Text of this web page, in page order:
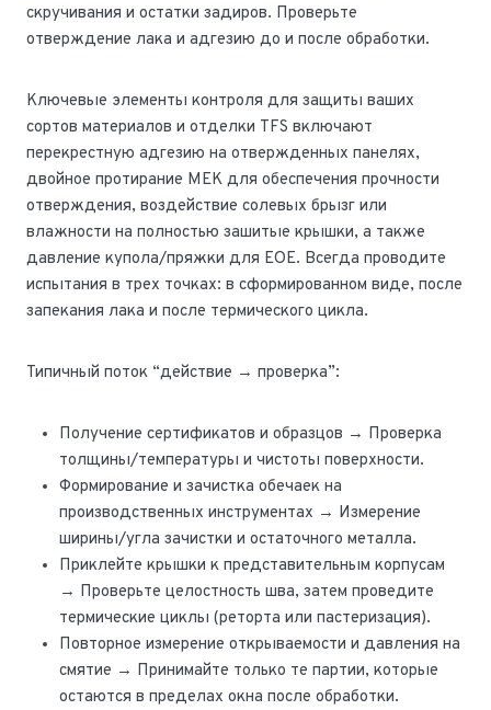
скручивания и остатки задиров. Проверьте
отверждение лака и адгезию до и после обработки.
Ключевые элементы контроля для защиты ваших
сортов материалов и отделки TFS включают
перекрестную адгезию на отвержденных панелях,
двойное протирание MEK для обеспечения прочности
отверждения, воздействие солевых брызг или
влажности на полностью зашитые крышки, а также
давление купола/пряжки для EOE. Всегда проводите
испытания в трех точках: в сформированном виде, после
запекания лака и после термического цикла.
Типичный поток “действие → проверка”:
Получение сертификатов и образцов → Проверка
толщины/температуры и чистоты поверхности.
Формирование и зачистка обечаек на
производственных инструментах → Измерение
ширины/угла зачистки и остаточного металла.
Приклейте крышки к представительным корпусам
→ Проверьте целостность шва, затем проведите
термические циклы (реторта или пастеризация).
Повторное измерение открываемости и давления на
смятие → Принимайте только те партии, которые
остаются в пределах окна после обработки.